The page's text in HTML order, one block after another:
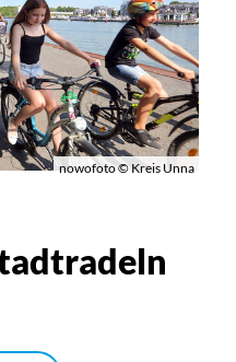
nowofoto © Kreis Unna